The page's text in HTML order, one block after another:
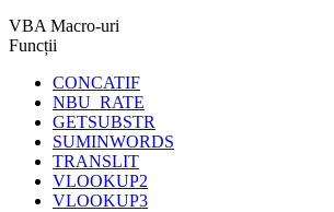
VBA Macro-uri
Funcții
CONCATIF
NBU_RATE
GETSUBSTR
SUMINWORDS
TRANSLIT
VLOOKUP2
VLOOKUP3